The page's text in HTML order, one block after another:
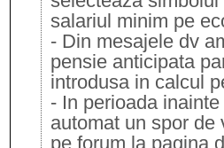
salariul minim pe
- Din mesajele dv
pensie anticipata
introdusa in calcul
- In perioada
automat un spor
pe forum la pagina